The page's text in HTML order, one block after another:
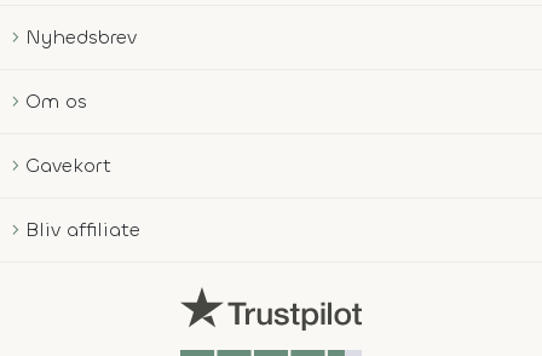
Nyhedsbrev
Om os
Gavekort
Bliv affiliate